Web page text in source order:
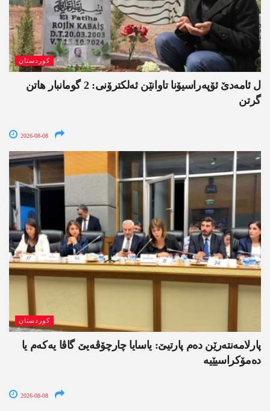
کوردستان
ل ئامەدێ ئۆپەراسیۆنا تاوانێن ئەلکترۆنی: 2 گومانبار ھاتن
گرتن
2026-08-08
کوردستان
پارلامەنتەرێن دەم پارتیێ: یاسایا چارچۆڤەیێ گاڤا یەکەم یا
دەمۆکراسیێیە
2026-08-08